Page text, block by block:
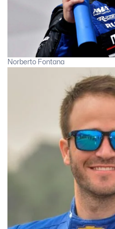
Norberto Fontana